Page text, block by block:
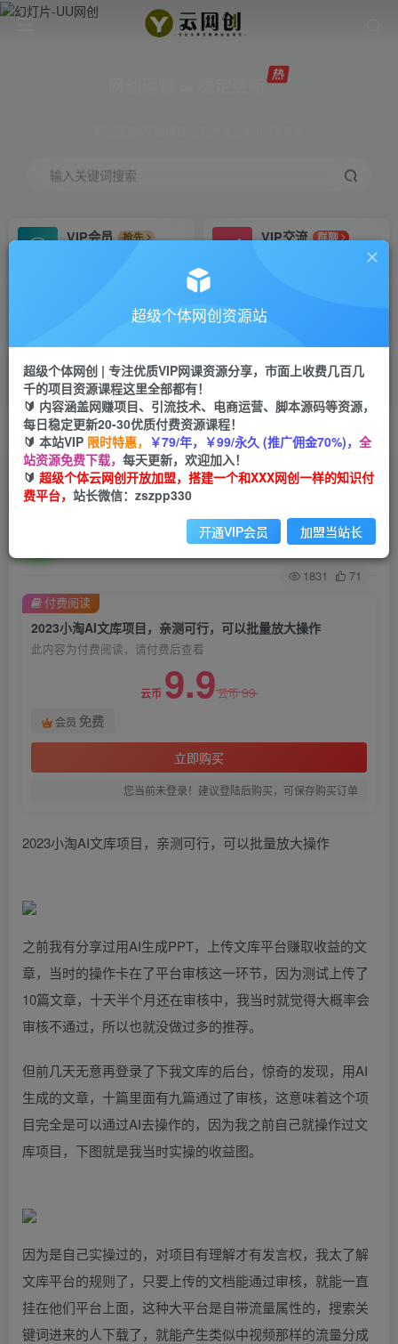
输入关键词搜索
VIP会员
抢先
VIP交流
群聊
研究探讨更多创业项目路子。
会员专属推广链接
招募站长
挂机
项目
脚本卡密
APP下载
GO
首页 创业课程 会员免费 正文
2023小淘AI文库项目，亲测可行，可以批量放大
操作
关注 私信
1831 71
2023小淘AI文库项目，亲测可行，可以批量放大操作
此内容为付费阅读，请付费后查看
云币 9.9云币99
会员 免费
立即购买
您当前未登录！建议登陆后购买，可保存购买订单
付费阅读
2023小淘AI文库项目，亲测可行，可以批量放大操作
之前我有分享过用AI生成PPT，上传文库平台赚取收益的文
章，当时的操作卡在了平台审核这一环节，因为测试上传了
10篇文章，十天半个月还在审核中，我当时就觉得大概率会
审核不通过，所以也就没做过多的推荐。
但前几天无意再登录了下我文库的后台，惊奇的发现，用AI
生成的文章，十篇里面有九篇通过了审核，这意味着这个项
目完全是可以通过AI去操作的，因为我之前自己就操作过文
库项目，下图就是我当时实操的收益图。
因为是自己实操过的，对项目有理解才有发言权，我太了解
文库平台的规则了，只要上传的文档能通过审核，就能一直
挂在他们平台上面，这种大平台是自带流量属性的，搜索关
键词进来的人下载了，就能产生类似中视频那样的流量分成
超级个体网创资源站
超级个体网创 | 专注优质VIP网课资源分享，市面上收费几百几
千的项目资源课程这里全部都有！
🔰 内容涵盖网赚项目、引流技术、电商运营、脚本源码等资源，
每日稳定更新20-30优质付费资源课程！
🔰 本站VIP 限时特惠， ￥79/年，￥99/永久 (推广佣金70%)， 全
站资源免费下载， 每天更新，欢迎加入！
🔰 超级个体云网创开放加盟，搭建一个和XXX网创一样的知识付
费平台， 站长微信：zszpp330
开通VIP会员 加盟当站长